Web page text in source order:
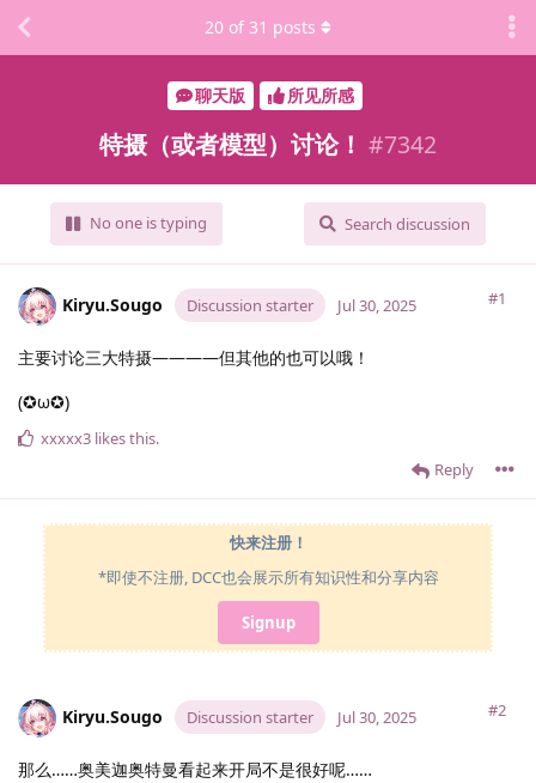
聊天版 所见所感
特摄（或者模型）讨论！ #7342
No one is typing Search discussion
20 of 31 posts
Kiryu.​Sougo Discussion starter #1
Jul 30, 2025
主要讨论三大特摄————但其他的也可以哦！
(✪ω✪)
Reply
xxxxx3 likes this.
快来注册！
*即使不注册, DCC也会展示所有知识性和分享内容
Signup
Kiryu.​Sougo Discussion starter #2
Jul 30, 2025
那么……奥美迦奥特曼看起来开局不是很好呢……